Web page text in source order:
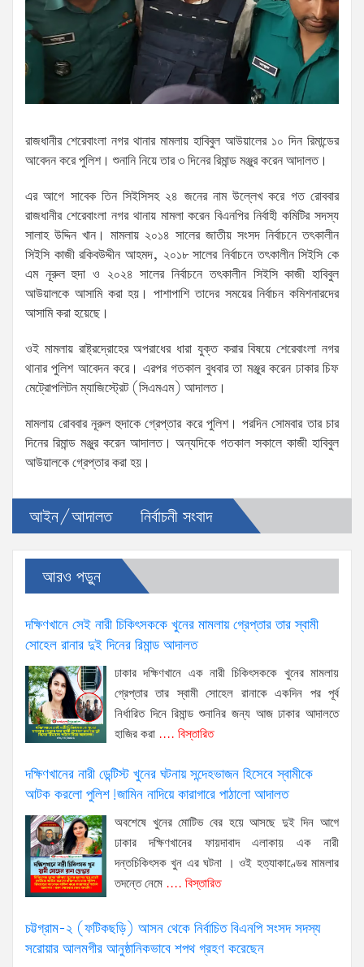
রাজধানীর শেরেবাংলা নগর থানার মামলায় হাবিবুল আউয়ালের ১০ দিন রিমান্ডের
আবেদন করে পুলিশ। শুনানি নিয়ে তার ৩ দিনের রিমান্ড মঞ্জুর করেন আদালত।
এর আগে সাবেক তিন সিইসিসহ ২৪ জনের নাম উল্লেখ করে গত রোববার
রাজধানীর শেরেবাংলা নগর থানায় মামলা করেন বিএনপির নির্বাহী কমিটির সদস্য
সালাহ উদ্দিন খান। মামলায় ২০১৪ সালের জাতীয় সংসদ নির্বাচনে তৎকালীন
সিইসি কাজী রকিবউদ্দীন আহমদ, ২০১৮ সালের নির্বাচনে তৎকালীন সিইসি কে
এম নূরুল হুদা ও ২০২৪ সালের নির্বাচনে তৎকালীন সিইসি কাজী হাবিবুল
আউয়ালকে আসামি করা হয়। পাশাপাশি তাদের সময়ের নির্বাচন কমিশনারদের
আসামি করা হয়েছে।
ওই মামলায় রাষ্ট্রদ্রোহের অপরাধের ধারা যুক্ত করার বিষয়ে শেরেবাংলা নগর
থানার পুলিশ আবেদন করে। এরপর গতকাল বুধবার তা মঞ্জুর করেন ঢাকার চিফ
মেট্রোপলিটন ম্যাজিস্ট্রেট (সিএমএম) আদালত।
মামলায় রোববার নূরুল হুদাকে গ্রেপ্তার করে পুলিশ। পরদিন সোমবার তার চার
দিনের রিমান্ড মঞ্জুর করেন আদালত। অন্যদিকে গতকাল সকালে কাজী হাবিবুল
আউয়ালকে গ্রেপ্তার করা হয়।
আইন/আদালত নির্বাচনী সংবাদ
আরও পড়ুন
দক্ষিণখানে সেই নারী চিকিৎসককে খুনের মামলায় গ্রেপ্তার তার স্বামী
সোহেল রানার দুই দিনের রিমান্ড আদালত
ঢাকার দক্ষিণখানে এক নারী চিকিৎসককে খুনের মামলায়
গ্রেপ্তার তার স্বামী সোহেল রানাকে একদিন পর পূর্ব
নির্ধারিত দিনে রিমান্ড শুনানির জন্য আজ ঢাকার আদালতে
হাজির করা .... বিস্তারিত
দক্ষিণখানের নারী ডেন্টিস্ট খুনের ঘটনায় সন্দেহভাজন হিসেবে স্বামীকে
আটক করলো পুলিশ!জামিন নাদিয়ে কারাগারে পাঠালো আদালত
অবশেষে খুনের মোটিভ বের হয়ে আসছে দুই দিন আগে
ঢাকার দক্ষিণখানের ফায়দাবাদ এলাকায় এক নারী
দন্তচিকিৎসক খুন এর ঘটনা । ওই হত্যাকাণ্ডের মামলার
তদন্তে নেমে .... বিস্তারিত
চট্টগ্রাম-২ (ফটিকছড়ি) আসন থেকে নির্বাচিত বিএনপি সংসদ সদস্য
সরোয়ার আলমগীর আনুষ্ঠানিকভাবে শপথ গ্রহণ করেছেন